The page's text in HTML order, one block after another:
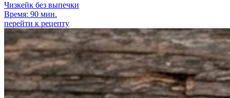
Чизкейк без выпечки
Время: 90 мин.
перейти к рецепту